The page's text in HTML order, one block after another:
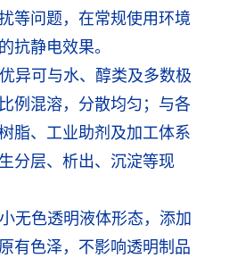
等问题，在常规使用环境
抗静电效果。
异可与水、醇类及多数极
例混溶，分散均匀；与各
脂、工业助剂及加工体系
分层、析出、沉淀等现
无色透明液体形态，添加
有色泽，不影响透明制品